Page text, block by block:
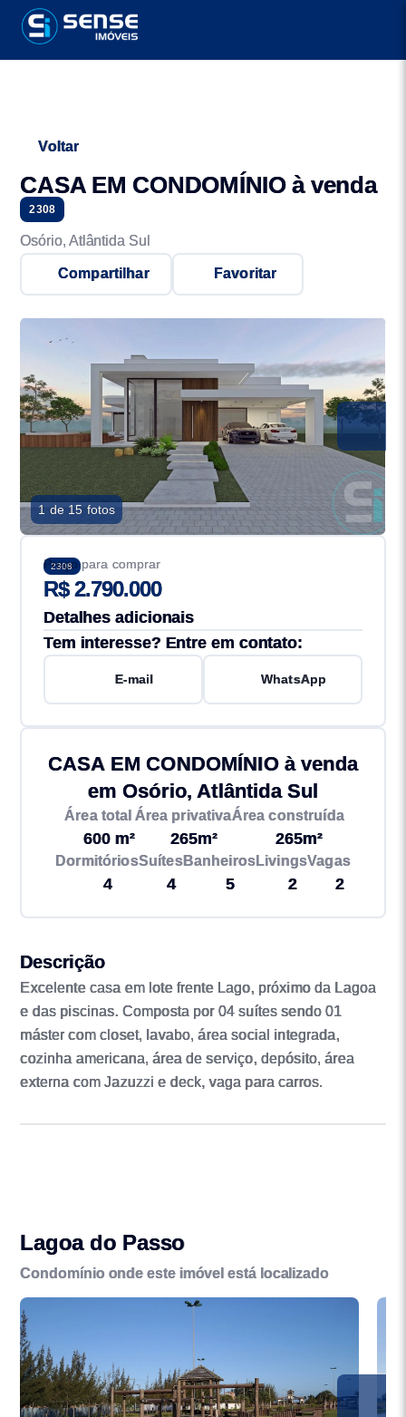
Voltar
CASA EM CONDOMÍNIO à venda
2308
Osório, Atlântida Sul
Compartilhar Favoritar
1 de 15 fotos
2308
Preço para comprar
R$ 2.790.000
Detalhes adicionais
Tem interesse? Entre em contato:
E-mail WhatsApp
CASA EM CONDOMÍNIO à venda
em Osório, Atlântida Sul
Área total
600 m²
Área privativa
265m²
Área construída
265m²
Dormitórios
4
Suítes
4
Banheiros
5
Livings
2
Vagas
2
Descrição
Excelente casa em lote frente Lago, próximo da Lagoa
e das piscinas. Composta por 04 suítes sendo 01
máster com closet, lavabo, área social integrada,
cozinha americana, área de serviço, depósito, área
externa com Jazuzzi e deck, vaga para carros.
Lagoa do Passo
Condomínio onde este imóvel está localizado